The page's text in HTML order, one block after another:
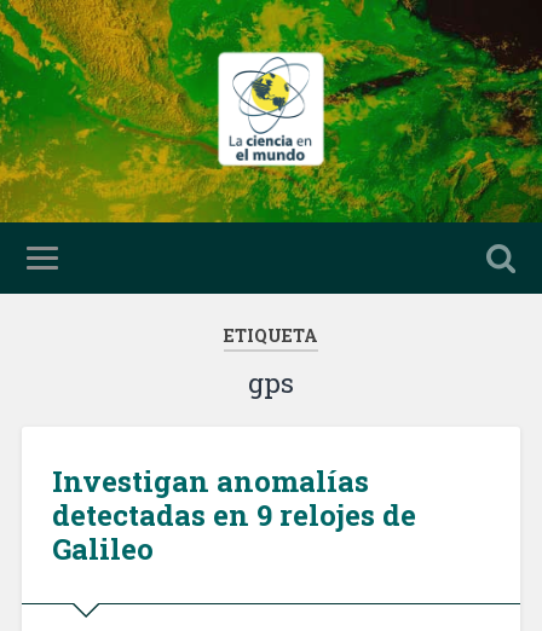
ETIQUETA
gps
Investigan anomalías
detectadas en 9 relojes de
Galileo